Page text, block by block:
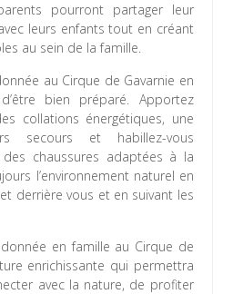
pourront partager leur
leurs enfants tout en créant
au sein de la famille.
au Cirque de Gavarnie en
bien préparé. Apportez
collations énergétiques, une
secours et habillez-vous
chaussures adaptées à la
l’environnement naturel en
derrière vous et en suivant les
en famille au Cirque de
enrichissante qui permettra
avec la nature, de profiter